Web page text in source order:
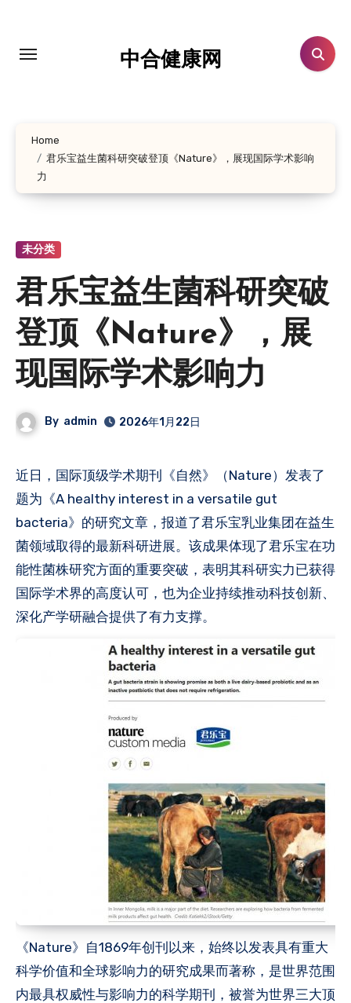
中合健康网
Home
君乐宝益生菌科研突破登顶《Nature》，展现国际学术影响
力
未分类
君乐宝益生菌科研突破
登顶《Nature》，展
现国际学术影响力
By admin 2026年1月22日
近日，国际顶级学术期刊《自然》（Nature）发表了
题为《A healthy interest in a versatile gut
bacteria》的研究文章，报道了君乐宝乳业集团在益生
菌领域取得的最新科研进展。该成果体现了君乐宝在功
能性菌株研究方面的重要突破，表明其科研实力已获得
国际学术界的高度认可，也为企业持续推动科技创新、
深化产学研融合提供了有力支撑。
《Nature》自1869年创刊以来，始终以发表具有重大
科学价值和全球影响力的研究成果而著称，是世界范围
内最具权威性与影响力的科学期刊，被誉为世界三大顶